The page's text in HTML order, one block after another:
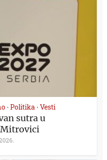
• Politika • Vesti
sutra u